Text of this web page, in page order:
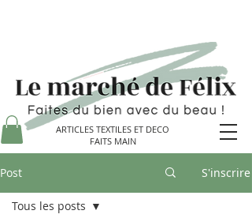
ARTICLES TEXTILES ET DECO
FAITS MAIN
Post S'inscrire
Tous les posts